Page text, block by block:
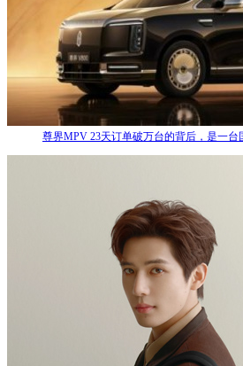
尊界MPV 23天订单破万台的背后，是一台